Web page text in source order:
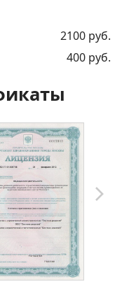
2100 руб.
400 руб.